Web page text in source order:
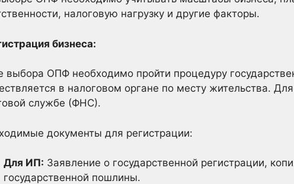
налоговую нагрузку и другие факторы.
бизнеса:
выбора ОПФ необходимо пройти процедуру
в налоговом органе по месту жительства.
службе (ФНС).
документы для регистрации:
Для ИП: Заявление о государственной регистрации,
государственной пошлины.